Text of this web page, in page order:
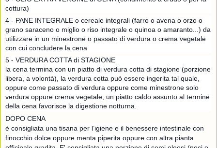
cottura)
4 - PANE INTEGRALE o cereale integrali (farro o avena o orzo o
grano saraceno o miglio o riso integrale o quinoa o amaranto...) da
utilizzare in un minestrone o passato di verdura o crema vegetale
con cui concludere la cena
5 - VERDURA COTTA di STAGIONE
la cena termina con un piatto di verdura cotta di stagione (porzione
libera, a volontà), la verdura cotta può essere ingerita tal quale,
oppure come passato di verdura oppure come minestrone solo
verdura oppure crema vegetale; un piatto caldo assunto al termine
della cena favorisce la digestione notturna.
DOPO CENA
é consigliata una tisana per l’igiene e il benessere intestinale con
finocchio dolce oppure menta piperita oppure con altra pianta